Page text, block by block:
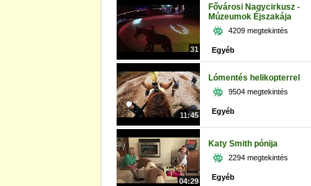
31
11:45
Fővárosi Nagycirkusz -
Múzeumok Éjszakája
4209 megtekintés
Egyéb
04:29
Lómentés helikopterrel
9504 megtekintés
Egyéb
Katy Smith pónija
2294 megtekintés
Egyéb